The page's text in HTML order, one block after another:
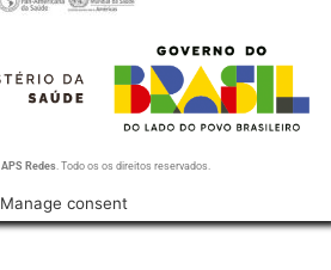
APS Redes . Todo os os direitos reservados.
Manage consent